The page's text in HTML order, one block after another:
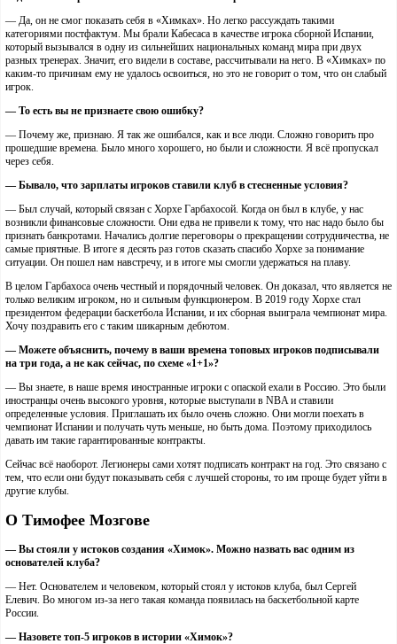
— Да, он не смог показать себя в «Химках». Но легко рассуждать такими
категориями постфактум. Мы брали Кабесаса в качестве игрока сборной Испании,
который вызывался в одну из сильнейших национальных команд мира при двух
разных тренерах. Значит, его видели в составе, рассчитывали на него. В «Химках» по
каким-то причинам ему не удалось освоиться, но это не говорит о том, что он слабый
игрок.
— То есть вы не признаете свою ошибку?
— Почему же, признаю. Я так же ошибался, как и все люди. Сложно говорить про
прошедшие времена. Было много хорошего, но были и сложности. Я всё пропускал
через себя.
— Бывало, что зарплаты игроков ставили клуб в стесненные условия?
— Был случай, который связан с Хорхе Гарбахосой. Когда он был в клубе, у нас
возникли финансовые сложности. Они едва не привели к тому, что нас надо было бы
признать банкротами. Начались долгие переговоры о прекращении сотрудничества, не
самые приятные. В итоге я десять раз готов сказать спасибо Хорхе за понимание
ситуации. Он пошел нам навстречу, и в итоге мы смогли удержаться на плаву.
В целом Гарбахоса очень честный и порядочный человек. Он доказал, что является не
только великим игроком, но и сильным функционером. В 2019 году Хорхе стал
президентом федерации баскетбола Испании, и их сборная выиграла чемпионат мира.
Хочу поздравить его с таким шикарным дебютом.
— Можете объяснить, почему в ваши времена топовых игроков подписывали
на три года, а не как сейчас, по схеме «1+1»?
— Вы знаете, в наше время иностранные игроки с опаской ехали в Россию. Это были
иностранцы очень высокого уровня, которые выступали в NBA и ставили
определенные условия. Приглашать их было очень сложно. Они могли поехать в
чемпионат Испании и получать чуть меньше, но быть дома. Поэтому приходилось
давать им такие гарантированные контракты.
Сейчас всё наоборот. Легионеры сами хотят подписать контракт на год. Это связано с
тем, что если они будут показывать себя с лучшей стороны, то им проще будет уйти в
другие клубы.
О Тимофее Мозгове
— Вы стояли у истоков создания «Химок». Можно назвать вас одним из
основателей клуба?
— Нет. Основателем и человеком, который стоял у истоков клуба, был Сергей
Елевич. Во многом из-за него такая команда появилась на баскетбольной карте
России.
— Назовете топ-5 игроков в истории «Химок»?